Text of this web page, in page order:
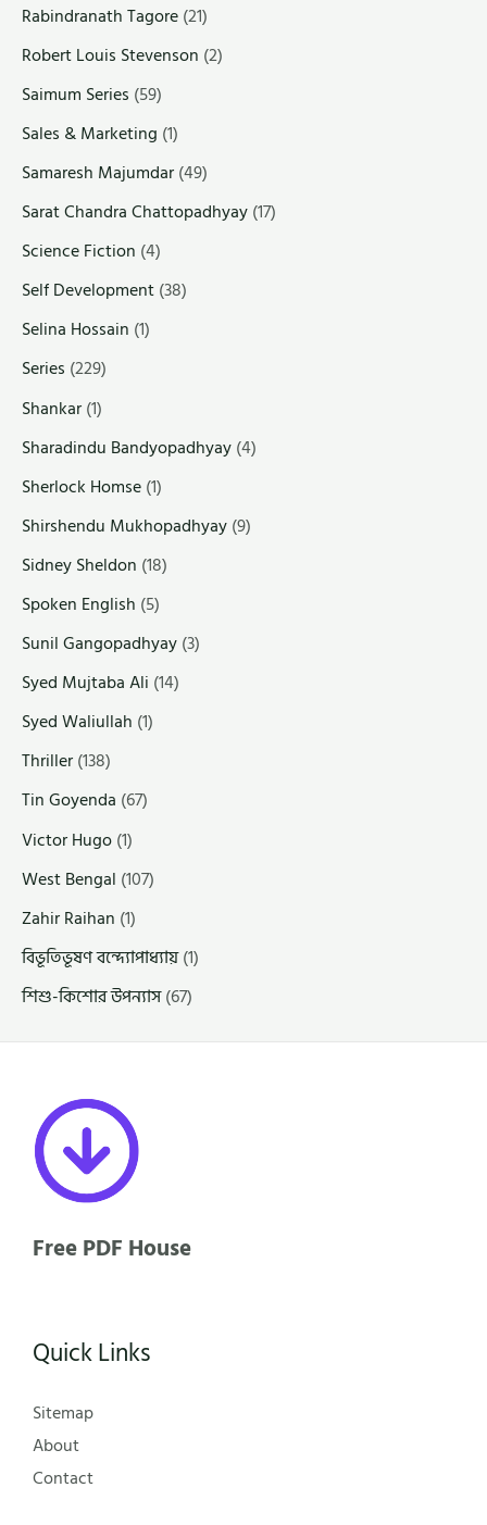
Rabindranath Tagore(21)
Robert Louis Stevenson (2)
Saimum Series (59)
Sales & Marketing (1)
Samaresh Majumdar(49)
Sarat Chandra Chattopadhyay(17)
Science Fiction (4)
Self Development(38)
Selina Hossain (1)
Series (229)
Shankar(1)
Sharadindu Bandyopadhyay(4)
Sherlock Homse(1)
Shirshendu Mukhopadhyay(9)
Sidney Sheldon (18)
Spoken English (5)
Sunil Gangopadhyay(3)
Syed Mujtaba Ali (14)
Syed Waliullah (1)
Thriller(138)
Tin Goyenda (67)
Victor Hugo(1)
West Bengal (107)
Zahir Raihan (1)
বিভূতিভূষণ বন্দ্যোপাধ্যায়(1)
শিশু-কিশোর উপন্যাস(67)
Free PDF House
Quick Links
Sitemap
About
Contact